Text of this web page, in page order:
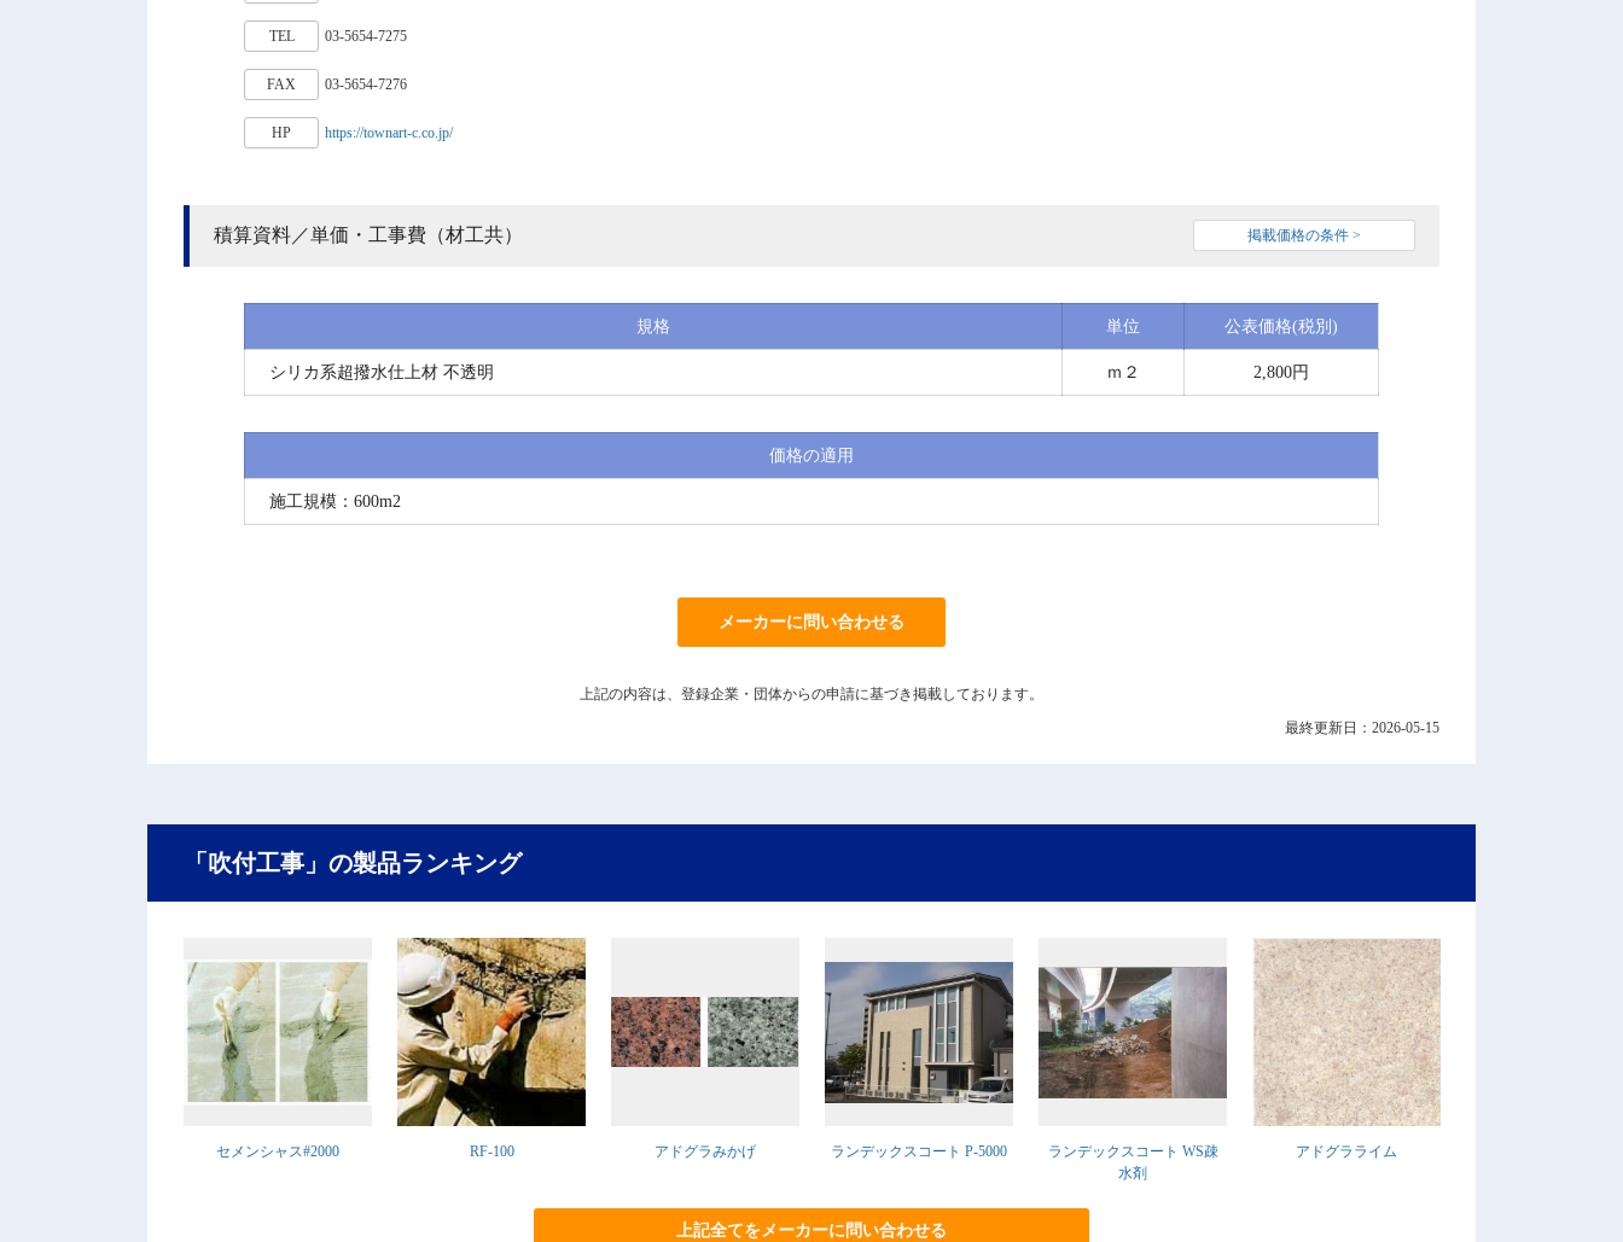
TEL 03-5654-7275
FAX 03-5654-7276
HP https://townart-c.co.jp/
積算資料／単価・工事費（材工共） 掲載価格の条件 >
規格 単位 公表価格(税別)
シリカ系超撥水仕上材 不透明 ｍ２ 2,800円
価格の適用
施工規模：600m2
メーカーに問い合わせる
上記の内容は、登録企業・団体からの申請に基づき掲載しております。
最終更新日：2026-05-15
「吹付工事」の製品ランキング
セメンシャス#2000 RF-100 アドグラみかげ ランデックスコート P-5000
ランデックスコート WS疎
水剤
アドグラライム
上記全てをメーカーに問い合わせる